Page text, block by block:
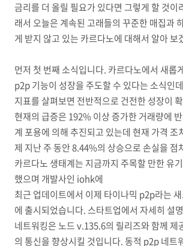
금리를 더 올릴 필요가 있다면 그렇게 할 것이
래서 오늘은 계속된 고래들의 꾸준한 매집과
게 받지 않고 있는 카르다노에 대해서 알아 보
먼저 첫 번째 소식입니다. 카르다노에서 새롭
p2p 기능이 성장을 주도할 수 있다는 소식인
지표를 살펴보면 전반적으로 건전한 성장이
현재의 급증은 192% 이상 증가한 거래량에
계 포용에 의해 추진되고 있는데 현재 가격 조
제 지난 주 동안 8.44%의 상승으로 손실을 점
카르다노 생태계는 지금까지 주목할 만한 유
했으며 개발사인 iohk에
최근 업데이트에서 이제 타이나믹 p2p라는
에 출시되었습니다. 스타트업에서 자세히 설
네트워킹은 노드 v.135.6의 릴리즈와 함께 제
의 통신을 향상시킬 것입니다. 동적 p2p 네트